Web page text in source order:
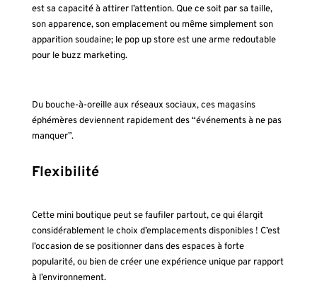
est sa capacité à attirer l’attention. Que ce soit par sa taille,
son apparence, son emplacement ou même simplement son
apparition soudaine; le pop up store est une arme redoutable
pour le buzz marketing.
Du bouche-à-oreille aux réseaux sociaux, ces magasins
éphémères deviennent rapidement des “événements à ne pas
manquer”.
Flexibilité
Cette mini boutique peut se faufiler partout, ce qui élargit
considérablement le choix d’emplacements disponibles ! C’est
l’occasion de se positionner dans des espaces à forte
popularité, ou bien de créer une expérience unique par rapport
à l’environnement.